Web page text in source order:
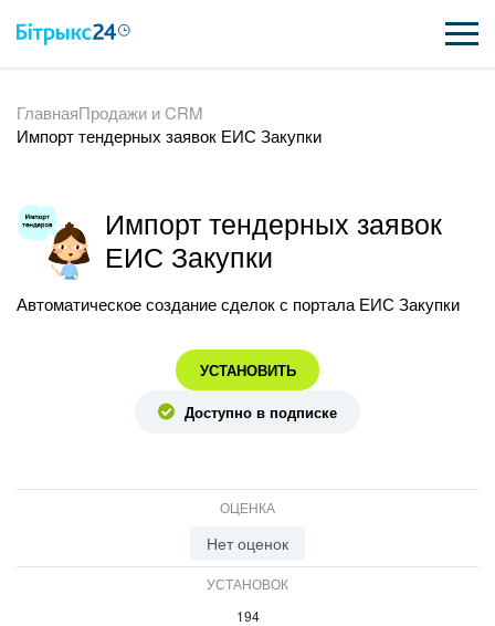
ВОЗМОЖНОСТИ
ИНТЕГРАЦИИ
ВНЕДРЕНИЕ
ВХОД
ГлавнаяПродажи и CRM
Импорт тендерных заявок ЕИС Закупки
Импорт тендерных заявок
ЕИС Закупки
Автоматическое создание сделок с портала ЕИС Закупки
УСТАНОВИТЬ
Доступно в подписке
ОЦЕНКА
Нет оценок
УСТАНОВОК
194